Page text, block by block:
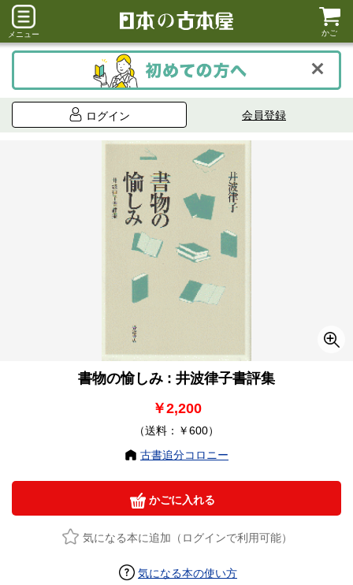
メニュー かご
ログイン 会員登録
書物の愉しみ : 井波律子書評集
￥2,200
（送料：￥600）
古書追分コロニー
かごに入れる
気になる本に追加（ログインで利用可能）
気になる本の使い方